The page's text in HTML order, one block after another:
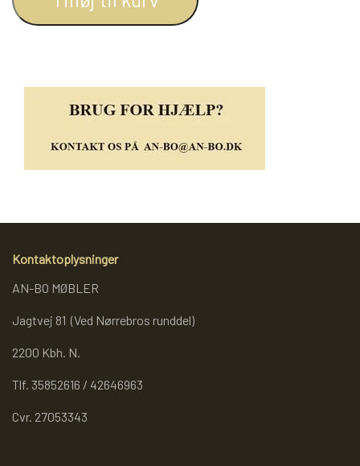
REOL BASIC
REOLER/OPBEVARING
BOGREOLER 40 CM DYBDE
Kontaktoplysninger
AN-BO MØBLER
Jagtvej 81 (Ved Nørrebros runddel)
2200 Kbh. N.
Tlf. 35852616 / 42646963
Cvr. 27053343